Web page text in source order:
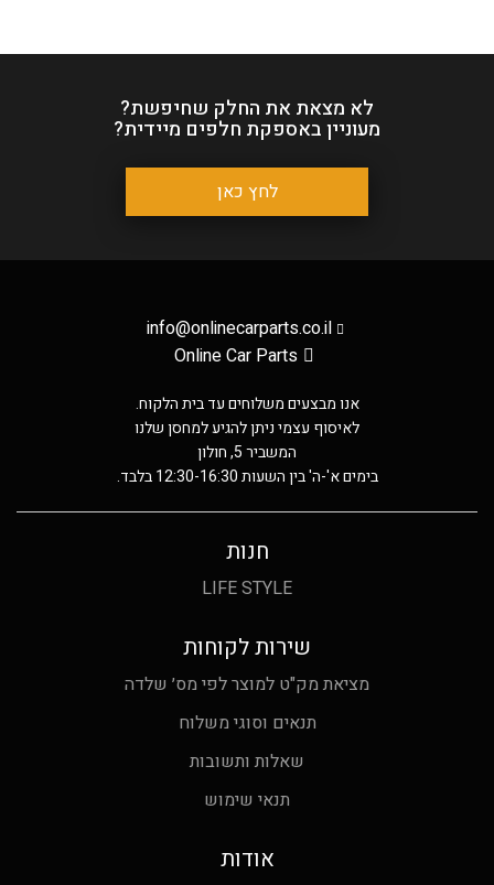
לא מצאת את החלק שחיפשת?
מעוניין באספקת חלפים מיידית?
לחץ כאן
info@onlinecarparts.co.il
Online Car Parts
אנו מבצעים משלוחים עד בית הלקוח.
לאיסוף עצמי ניתן להגיע למחסן שלנו
המשביר 5, חולון
בימים א'-ה' בין השעות 12:30-16:30 בלבד.
חנות
LIFE STYLE
שירות לקוחות
מציאת מק"ט למוצר לפי מס׳ שלדה
תנאים וסוגי משלוח
שאלות ותשובות
תנאי שימוש
אודות